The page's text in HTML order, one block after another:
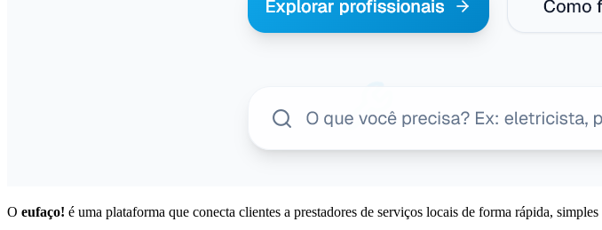
O eufaço! é uma plataforma que conecta clientes a prestadores de serviços locais de forma rápida,